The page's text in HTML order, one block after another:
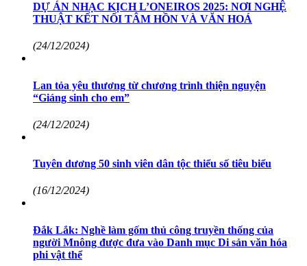
DỰ ÁN NHẠC KỊCH L’ONEIROS 2025: NƠI NGHỆ
THUẬT KẾT NỐI TÂM HỒN VÀ VĂN HOÁ
(24/12/2024)
Lan tỏa yêu thương từ chương trình thiện nguyện
“Giáng sinh cho em”
(24/12/2024)
Tuyên dương 50 sinh viên dân tộc thiểu số tiêu biểu
(16/12/2024)
Đắk Lắk: Nghề làm gốm thủ công truyền thống của
người Mnông được đưa vào Danh mục Di sản văn hóa
phi vật thể